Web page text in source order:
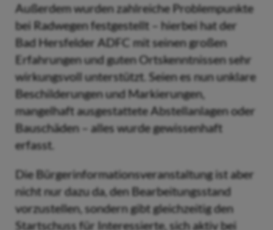
Außerdem wurden zahlreiche Problempunkte
bei Radwegen festgestellt – hierbei hat der
Bad Hersfelder ADFC mit seinen großen
Erfahrungen und guten Ortskenntnissen sehr
wirkungsvoll unterstützt. Seien es nun unklare
Beschilderungen und Markierungen,
mangelhaft ausgestattete Abstellanlagen oder
Bauschäden – alles wurde gewissenhaft
erfasst.
Die Bürgerinformationsveranstaltung ist aber
nicht nur dazu da, den Bearbeitungsstand
vorzustellen, sondern gibt gleichzeitig den
Startschuss für Interessierte, sich aktiv bei